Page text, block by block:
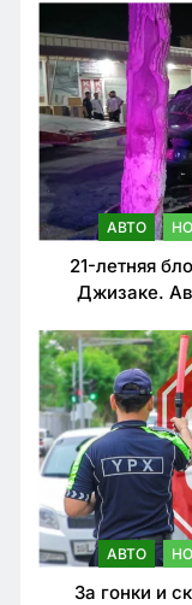
АВТО
21-летняя
Джизаке.
АВТО
За гонки и